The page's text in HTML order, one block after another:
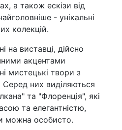
а також ескізи від
- унікальні
колекцій.
на виставці, дійсно
акцентами
мистецькі твори з
Серед них виділяються
та "Флоренція", які
та елегантністю,
можна особисто.